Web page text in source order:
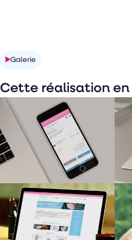
Galerie
Cette réalisation en